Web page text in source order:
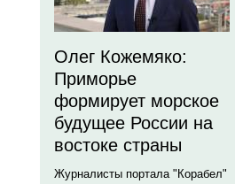
Олег Кожемяко:
Приморье
формирует морское
будущее России на
востоке страны
Журналисты портала "Корабел"